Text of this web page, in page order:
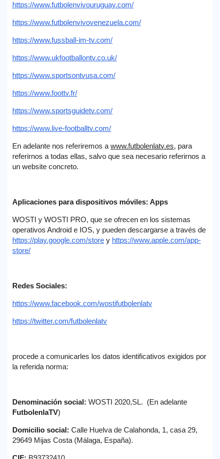
https://www.futbolenvivouruguay.com/
https://www.futbolenvivovenezuela.com/
https://www.fussball-im-tv.com/
https://www.ukfootballontv.co.uk/
https://www.sportsontvusa.com/
https://www.foottv.fr/
https://www.sportsguidetv.com/
https://www.live-footballtv.com/
En adelante nos referiremos a www.futbolenlatv.es, para
referirnos a todas ellas, salvo que sea necesario referirnos a
un website concreto.
Aplicaciones para dispositivos móviles: Apps
WOSTI y WOSTI PRO, que se ofrecen en los sistemas
operativos Android e IOS, y pueden descargarse a través de
https://play.google.com/store y https://www.apple.com/app-
store/
Redes Sociales:
https://www.facebook.com/wostifutbolenlatv
https://twitter.com/futbolenlatv
procede a comunicarles los datos identificativos exigidos por
la referida norma:
Denominación social: WOSTI 2020,SL. (En adelante
FutbolenlaTV)
Domicilio social: Calle Huelva de Calahonda, 1, casa 29,
29649 Mijas Costa (Málaga, España).